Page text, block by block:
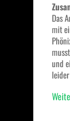
Das
mit
und